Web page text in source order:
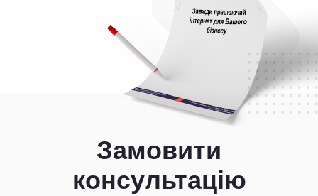
Замовити
консультацію